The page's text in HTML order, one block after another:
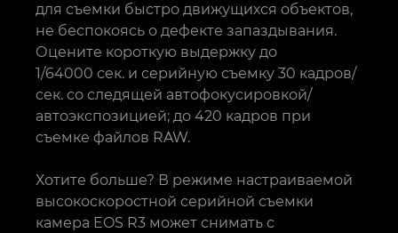
для съемки быстро движущихся объектов,
не беспокоясь о дефекте запаздывания.
Оцените короткую выдержку до
1/64000 сек. и серийную съемку 30 кадров/
сек. со следящей автофокусировкой/
автоэкспозицией; до 420 кадров при
съемке файлов RAW.
Хотите больше? В режиме настраиваемой
высокоскоростной серийной съемки
камера EOS R3 может снимать с